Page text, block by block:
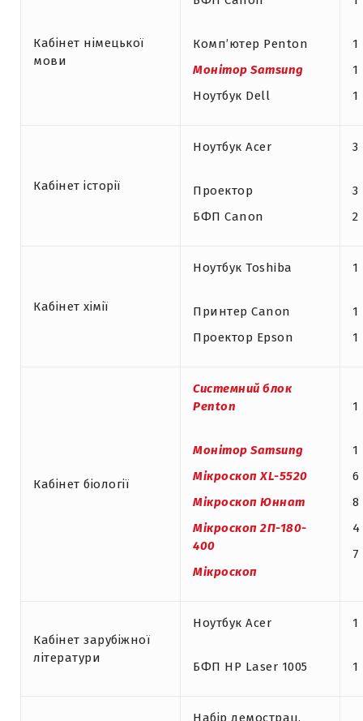
Кабінет німецької
мови
Комп’ютер Penton
Монітор Samsung
Ноутбук Dell
1
1
1
Кабінет історії
Ноутбук Acer
Проектор
БФП Canon
3
3
2
Кабінет хімії
Ноутбук Toshiba
Принтер Canon
Проектор Epson
1
1
1
Кабінет біології
Системний блок
Penton
Монітор Samsung
МікроскопXL-5520
Мікроскоп Юннат
Мікроскоп 2П-180-
400
Мікроскоп
1
1
6
8
4
7
Кабінет зарубіжної
літератури
Ноутбук Acer
БФП НР Laser 1005
1
1
Набір демострац.